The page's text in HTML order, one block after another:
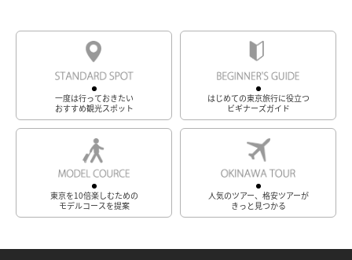
一度は行っておきたい
おすすめ観光スポット
はじめての東京旅行に役立つ
ビギナーズガイド
東京を10倍楽しむための
モデルコースを提案
人気のツアー、格安ツアーが
きっと見つかる